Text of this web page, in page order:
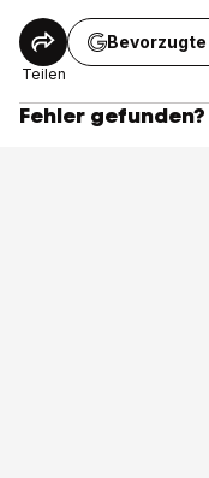
Teilen
Bevorzugte
Fehler gefunden?